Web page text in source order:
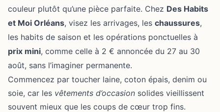
couleur plutôt qu’une pièce parfaite. Chez Des Habits
et Moi Orléans, visez les arrivages, les chaussures,
les habits de saison et les opérations ponctuelles à
prix mini, comme celle à 2 € annoncée du 27 au 30
août, sans l’imaginer permanente.
Commencez par toucher laine, coton épais, denim ou
soie, car les vêtements d’occasion solides vieillissent
souvent mieux que les coups de cœur trop fins.